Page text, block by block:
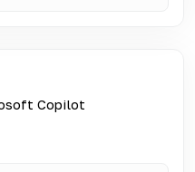
Copilot